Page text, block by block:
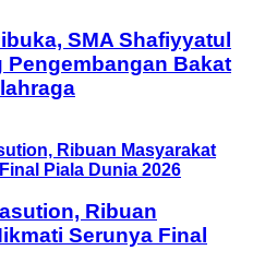
SMA Shafiyyatul
Bakat
Ribuan
Serunya Final